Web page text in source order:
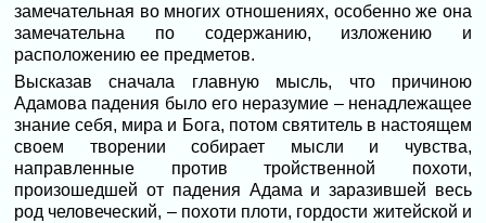
замечательная во многих отношениях, особенно же она
замечательна по содержанию, изложению и
расположению ее предметов.
Высказав сначала главную мысль, что причиною
Адамова падения было его неразумие – ненадлежащее
знание себя, мира и Бога, потом святитель в настоящем
своем творении собирает мысли и чувства,
направленные против тройственной похоти,
произошедшей от падения Адама и заразившей весь
род человеческий, – похоти плоти, гордости житейской и